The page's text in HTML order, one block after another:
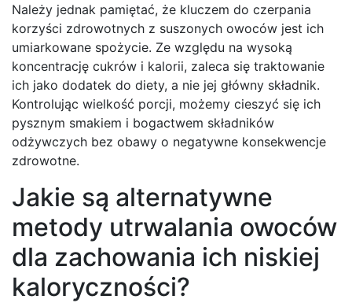
Należy jednak pamiętać, że kluczem do czerpania
korzyści zdrowotnych z suszonych owoców jest ich
umiarkowane spożycie. Ze względu na wysoką
koncentrację cukrów i kalorii, zaleca się traktowanie
ich jako dodatek do diety, a nie jej główny składnik.
Kontrolując wielkość porcji, możemy cieszyć się ich
pysznym smakiem i bogactwem składników
odżywczych bez obawy o negatywne konsekwencje
zdrowotne.
Jakie są alternatywne
metody utrwalania owoców
dla zachowania ich niskiej
kaloryczności?